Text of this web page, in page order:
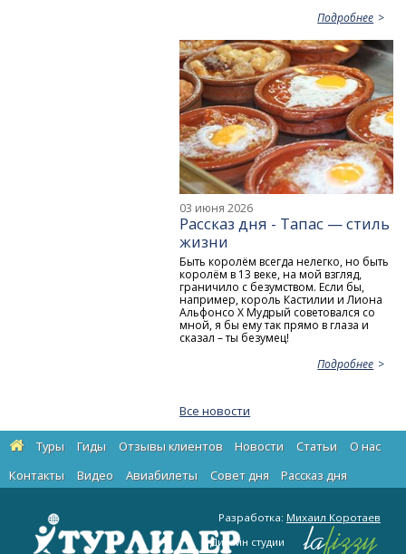
Подробнее
03 июня 2026
Рассказ дня - Тапас — стиль
жизни
Быть королём всегда нелегко, но быть
королём в 13 веке, на мой взгляд,
граничило с безумством. Если бы,
например, король Кастилии и Лиона
Альфонсо X Мудрый советовался со
мной, я бы ему так прямо в глаза и
сказал – ты безумец!
Подробнее
Все новости
Туры Гиды Отзывы клиентов Новости Статьи
О нас
Контакты
Видео Авиабилеты Cовет дня Рассказ дня
Разработка: Михаил Коротаев
Дизайн студии